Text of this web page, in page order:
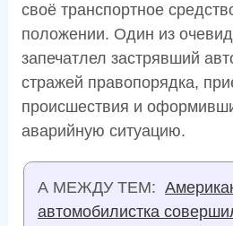
своё транспортное
положении. Один из
запечатлел застрявший
стражей правопорядка,
происшествия и
аварийную ситуацию.
А МЕЖДУ ТЕМ:
автомобилистка